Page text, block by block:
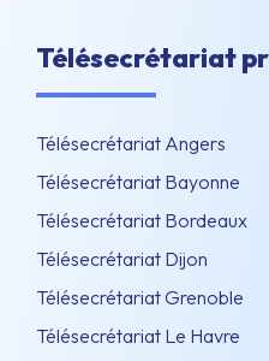
Télésecrétariat
Télésecrétariat Angers
Télésecrétariat Bayonne
Télésecrétariat Bordeaux
Télésecrétariat Dijon
Télésecrétariat Grenoble
Télésecrétariat Le Havre